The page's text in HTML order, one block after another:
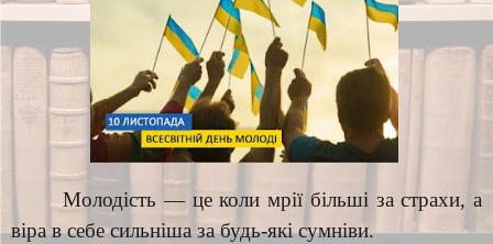
Молодість — це коли мрії більші за страхи, а
віра в себе сильніша за будь-які сумніви.